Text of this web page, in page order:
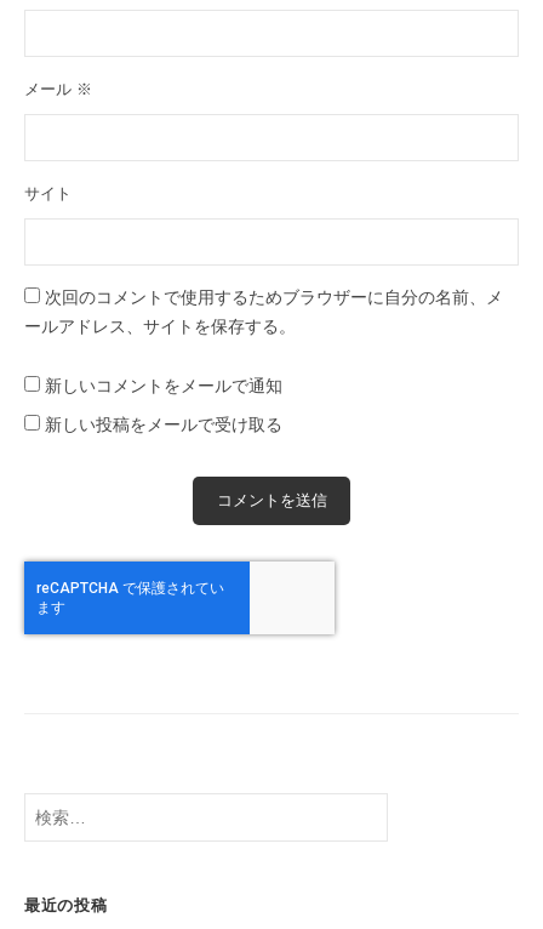
メール ※
サイト
次回のコメントで使用するためブラウザーに自分の名前、メ
ールアドレス、サイトを保存する。
新しいコメントをメールで通知
新しい投稿をメールで受け取る
検
最近の投稿